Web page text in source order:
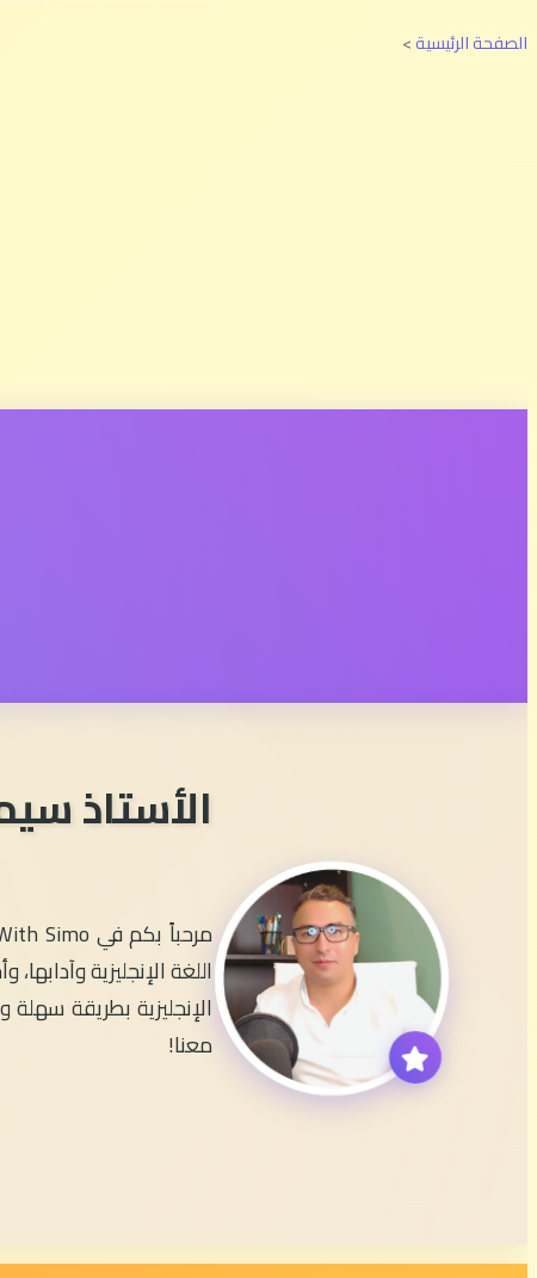
الصفحة الرئيسية>
الأستاذ
اللغة الإنجليزية
الإنجليزية بطريقة سهلة
معنا!